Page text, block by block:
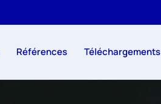
Références Téléchargements